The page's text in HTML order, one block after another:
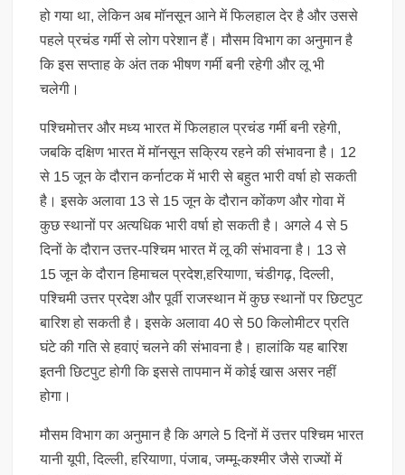
हो गया था, लेकिन अब मॉनसून आने में फिलहाल देर है और उससे
पहले प्रचंड गर्मी से लोग परेशान हैं। मौसम विभाग का अनुमान है
कि इस सप्ताह के अंत तक भीषण गर्मी बनी रहेगी और लू भी
चलेगी।
पश्चिमोत्तर और मध्य भारत में फिलहाल प्रचंड गर्मी बनी रहेगी,
जबकि दक्षिण भारत में मॉनसून सक्रिय रहने की संभावना है। 12
से 15 जून के दौरान कर्नाटक में भारी से बहुत भारी वर्षा हो सकती
है। इसके अलावा 13 से 15 जून के दौरान कोंकण और गोवा में
कुछ स्थानों पर अत्यधिक भारी वर्षा हो सकती है। अगले 4 से 5
दिनों के दौरान उत्तर-पश्चिम भारत में लू की संभावना है। 13 से
15 जून के दौरान हिमाचल प्रदेश,हरियाणा, चंडीगढ़, दिल्ली,
पश्चिमी उत्तर प्रदेश और पूर्वी राजस्थान में कुछ स्थानों पर छिटपुट
बारिश हो सकती है। इसके अलावा 40 से 50 किलोमीटर प्रति
घंटे की गति से हवाएं चलने की संभावना है। हालांकि यह बारिश
इतनी छिटपुट होगी कि इससे तापमान में कोई खास असर नहीं
होगा।
मौसम विभाग का अनुमान है कि अगले 5 दिनों में उत्तर पश्चिम भारत
यानी यूपी, दिल्ली, हरियाणा, पंजाब, जम्मू-कश्मीर जैसे राज्यों में